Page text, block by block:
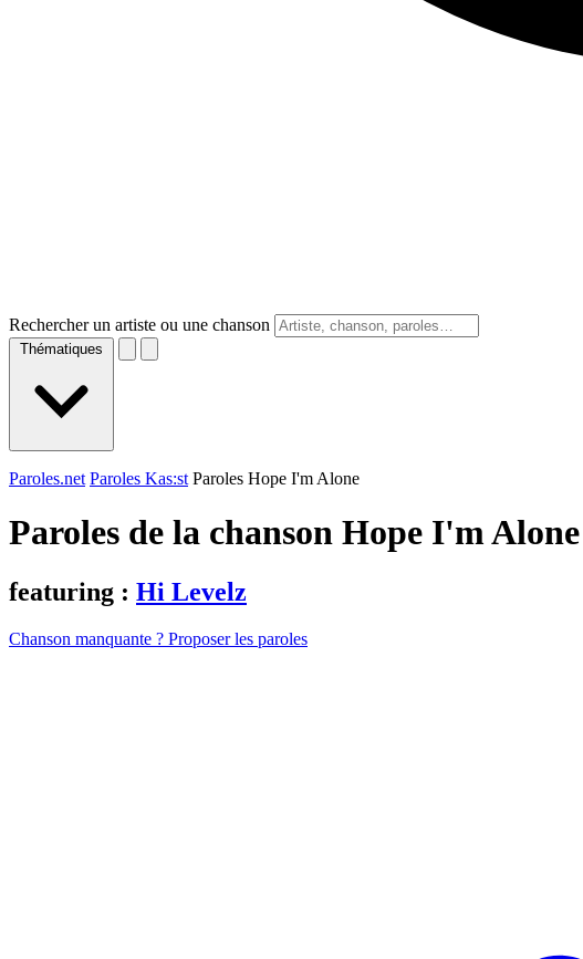
Rechercher un artiste ou une chanson
Thématiques
Paroles.net Paroles Kas:st Paroles Hope I'm Alone
Paroles de la chanson Hope I'm
featuring : Hi Levelz
Chanson manquante ? Proposer les paroles